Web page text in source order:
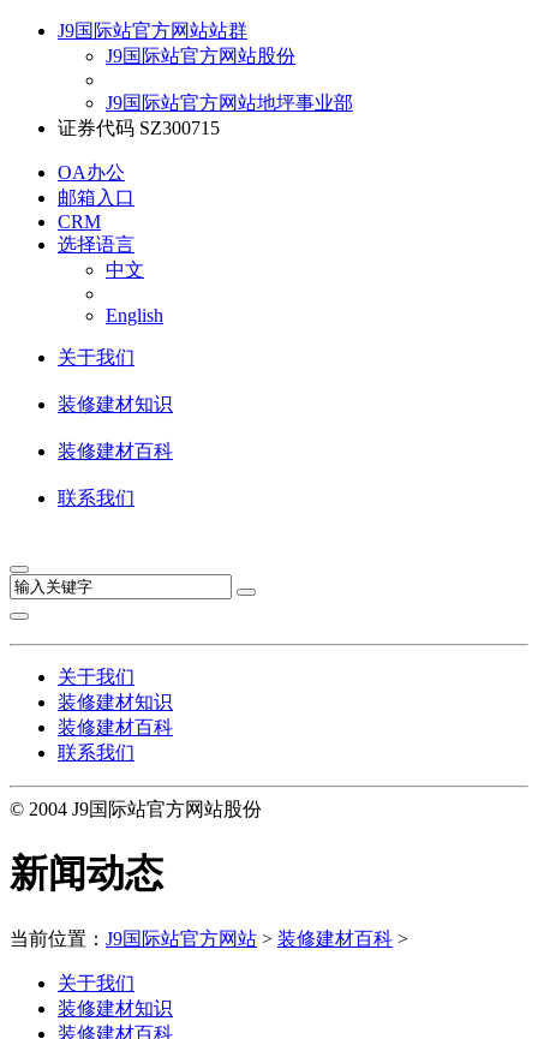
J9国际站官方网站站群
J9国际站官方网站股份
J9国际站官方网站地坪事业部
证券代码 SZ300715
OA办公
邮箱入口
CRM
选择语言
中文
English
关于我们
装修建材知识
装修建材百科
联系我们
关于我们
装修建材知识
装修建材百科
联系我们
© 2004 J9国际站官方网站股份
新闻动态
当前位置： J9国际站官方网站 > 装修建材百科 >
关于我们
装修建材知识
装修建材百科